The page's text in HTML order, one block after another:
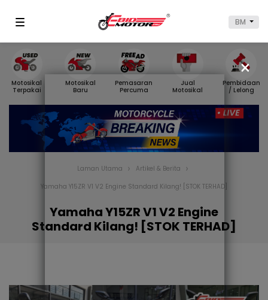
BM
Motosikal
Terpakai
Motosikal
Baru
Pemasaran
Percuma
Jual
Motosikal
Pembidaan
/ Lelong
Laman Utama
Artikel & Berita
Yamaha Y15ZR V1 V2 Engine Standard Kilang! [STOK TERHAD]
Yamaha Y15ZR V1 V2 Engine
Standard Kilang! [STOK TERHAD]
×